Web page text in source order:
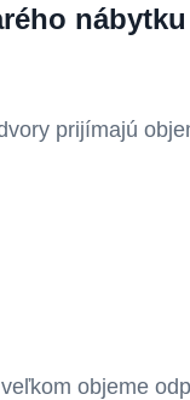
prijímajú
objeme